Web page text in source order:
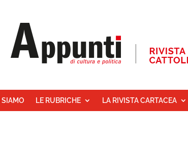
SIAMO LE RUBRICHE LA RIVISTA CARTACEA